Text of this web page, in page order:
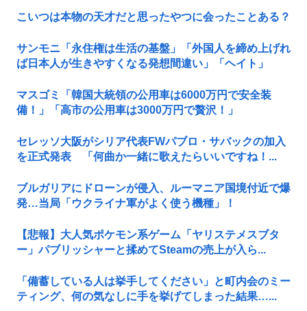
こいつは本物の天才だと思ったやつに会ったことある？
サンモニ「永住権は生活の基盤」「外国人を締め上げれ
ば日本人が生きやすくなる発想間違い」「ヘイト」
マスゴミ「韓国大統領の公用車は6000万円で安全装
備！」「高市の公用車は3000万円で贅沢！」
セレッソ大阪がシリア代表FWパブロ・サバックの加入
を正式発表 「何曲か一緒に歌えたらいいですね！...
ブルガリアにドローンが侵入、ルーマニア国境付近で爆
発…当局「ウクライナ軍がよく使う機種」！
【悲報】大人気ポケモン系ゲーム「ヤリステメスブタ
ー」パブリッシャーと揉めてSteamの売上が入ら...
「備蓄している人は挙手してください」と町内会のミー
ティング、何の気なしに手を挙げてしまった結果…...